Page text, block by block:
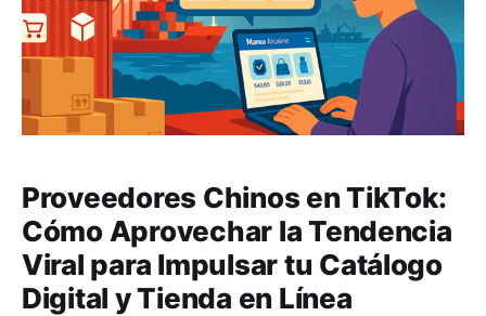
Proveedores Chinos en TikTok:
Cómo Aprovechar la Tendencia
Viral para Impulsar tu Catálogo
Digital y Tienda en Línea